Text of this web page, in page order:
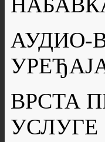
АУДИО-
ВРСТА
УСЛУГЕ